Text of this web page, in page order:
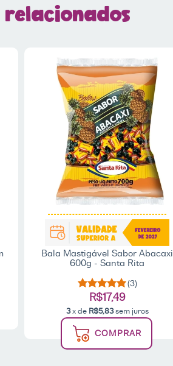
Bala Mastigável Sabor Abacaxi
600g - Santa Rita
(3)
R$17,49
3 x de R$5,83 sem juros
COMPRAR